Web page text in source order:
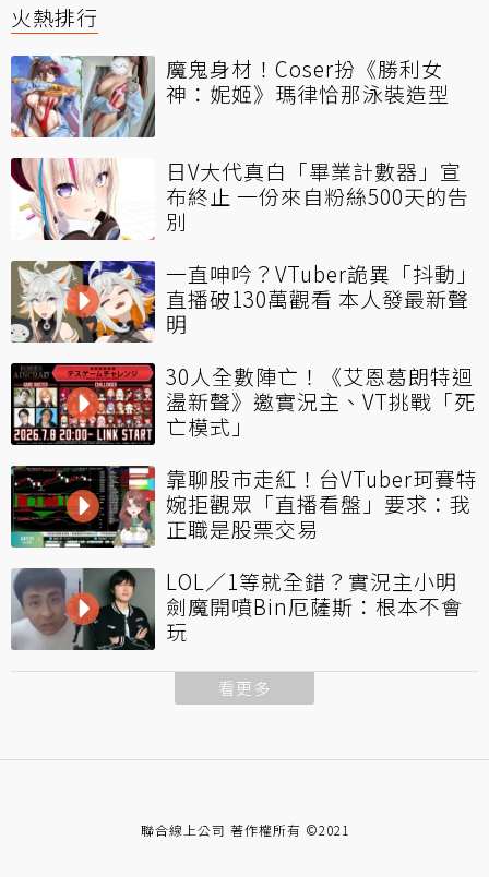
火熱排行
魔鬼身材！Coser扮《勝利女
神：妮姬》瑪律恰那泳裝造型
日V大代真白「畢業計數器」宣
布終止 一份來自粉絲500天的告
別
一直呻吟？VTuber詭異「抖動」
直播破130萬觀看 本人發最新聲
明
30人全數陣亡！《艾恩葛朗特迴
盪新聲》邀實況主、VT挑戰「死
亡模式」
靠聊股市走紅！台VTuber珂賽特
婉拒觀眾「直播看盤」要求：我
正職是股票交易
LOL／1等就全錯？實況主小明
劍魔開噴Bin厄薩斯：根本不會
玩
看更多
聯合線上公司 著作權所有 ©2021